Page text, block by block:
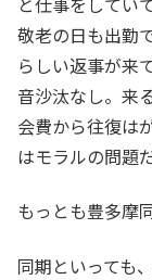
敬老の日も出勤
らしい返事が来
音沙汰なし。来
会費から往復は
はモラルの問題
もっとも豊多摩
同期といっても